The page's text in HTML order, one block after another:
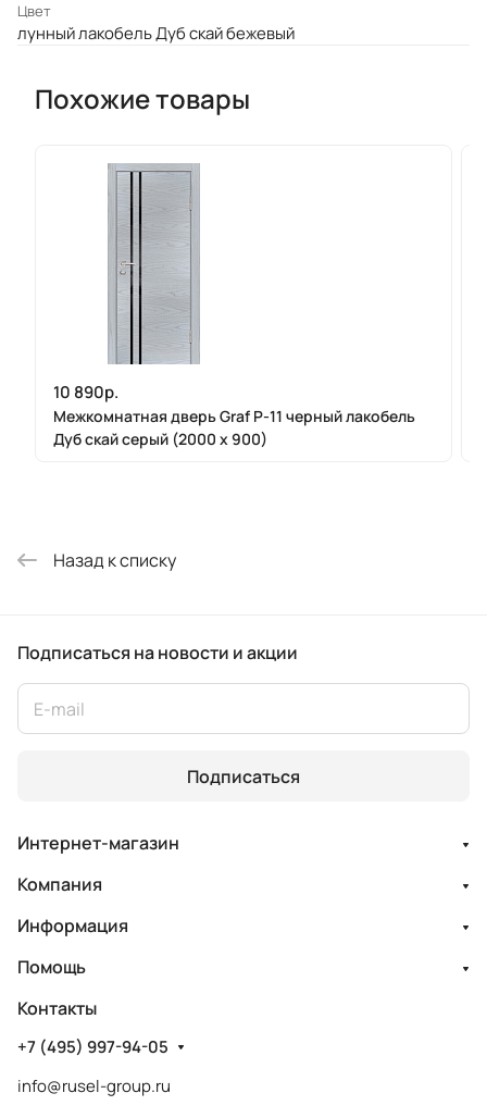
Цвет
лунный лакобель Дуб скай бежевый
Похожие товары
10 890р.
Межкомнатная дверь Graf P-11 черный лакобель
Дуб скай серый (2000 х 900)
Назад к списку
Подписаться на новости и акции
Подписаться
Интернет-магазин
Компания
Информация
Помощь
Контакты
+7 (495) 997-94-05
info@rusel-group.ru